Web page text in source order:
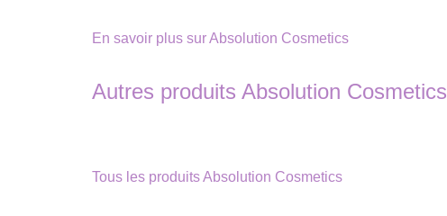
En savoir plus sur Absolution Cosmetics
Autres produits Absolution Cosmetics
Tous les produits Absolution Cosmetics